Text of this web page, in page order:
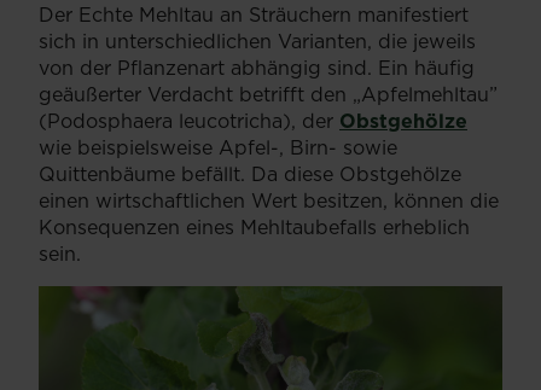
Der Echte Mehltau an Sträuchern manifestiert
sich in unterschiedlichen Varianten, die jeweils
von der Pflanzenart abhängig sind. Ein häufig
geäußerter Verdacht betrifft den „Apfelmehltau”
(Podosphaera leucotricha), der Obstgehölze
wie beispielsweise Apfel-, Birn- sowie
Quittenbäume befällt. Da diese Obstgehölze
einen wirtschaftlichen Wert besitzen, können die
Konsequenzen eines Mehltaubefalls erheblich
sein.